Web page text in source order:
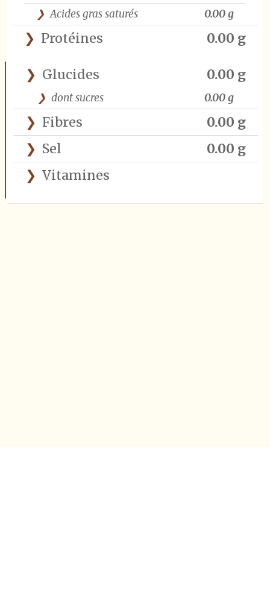
Acides gras saturés
0.00 g
Protéines 0.00 g
Glucides 0.00 g
dont sucres 0.00 g
Fibres
0.00 g
Sel
0.00 g
Vitamines